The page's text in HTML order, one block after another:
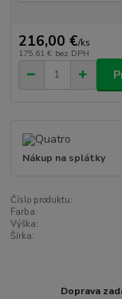
216,00 €/ks
175,61 € bez DPH
Nákup na splátky
Číslo produktu:
Farba:
Výška:
Šírka:
Doprava